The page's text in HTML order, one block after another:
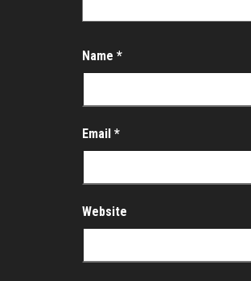
Name *
Email *
Website